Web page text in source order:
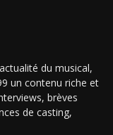
du musical,
un contenu riche et
brèves
de casting,